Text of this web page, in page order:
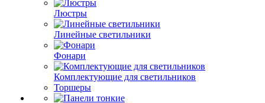
Люстры
Линейные светильники
Фонари
Комплектующие для светильников
Торшеры